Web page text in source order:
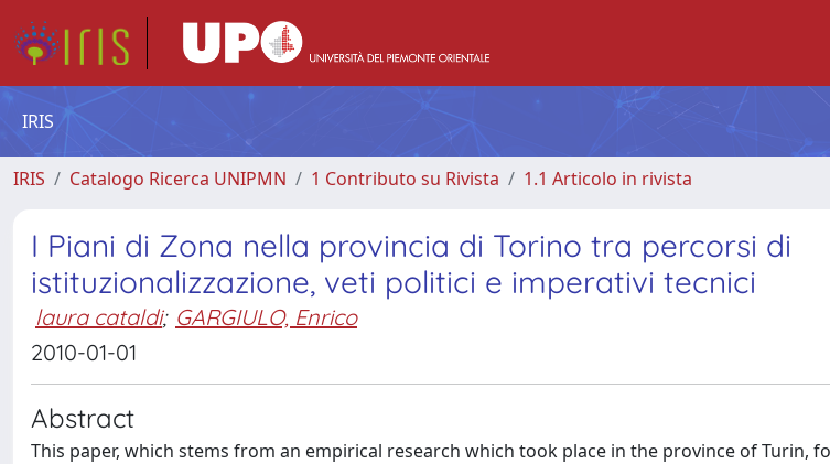
IRIS
IRIS Catalogo Ricerca UNIPMN 1 Contributo su Rivista 1.1 Articolo in rivista
I Piani di Zona nella provincia di Torino tra percorsi di
istituzionalizzazione, veti politici e imperativi tecnici
laura cataldi; GARGIULO, Enrico
2010-01-01
Abstract
This paper, which stems from an empirical research which took place in the province of Turin,